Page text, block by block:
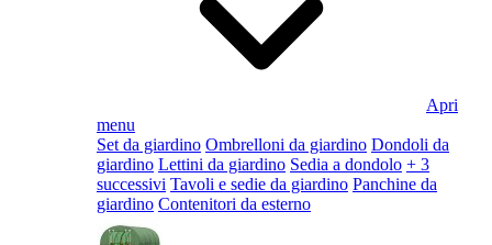
Apri
menu
Set da giardino Ombrelloni da giardino Dondoli da
giardino Lettini da giardino Sedia a dondolo + 3
successivi Tavoli e sedie da giardino Panchine da
giardino Contenitori da esterno